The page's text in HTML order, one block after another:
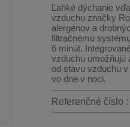
Ľahké dýchanie
vzduchu značky
alergénov a
filtračnému
6 minút.
vzduchu umožňujú
od stavu vzduchu
vo dne v noci.
Referenčné číslo